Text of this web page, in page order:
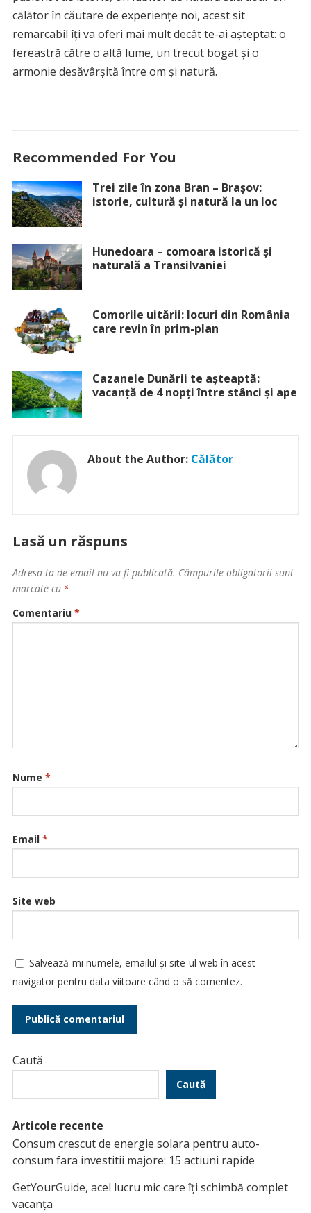
călător în căutare de experiențe noi, acest sit
remarcabil îți va oferi mai mult decât te-ai așteptat: o
fereastră către o altă lume, un trecut bogat și o
armonie desăvârșită între om și natură.
Recommended For You
Trei zile în zona Bran – Brașov:
istorie, cultură și natură la un loc
Hunedoara – comoara istorică și
naturală a Transilvaniei
Comorile uitării: locuri din România
care revin în prim-plan
Cazanele Dunării te așteaptă:
vacanță de 4 nopți între stânci și ape
About the Author: Călător
Lasă un răspuns
Adresa ta de email nu va fi publicată. Câmpurile obligatorii sunt
marcate cu *
Comentariu *
Nume *
Email *
Site web
Salvează-mi numele, emailul și site-ul web în acest
navigator pentru data viitoare când o să comentez.
Caută
Caută
Articole recente
Consum crescut de energie solara pentru auto-
consum fara investitii majore: 15 actiuni rapide
GetYourGuide, acel lucru mic care îți schimbă complet
vacanța